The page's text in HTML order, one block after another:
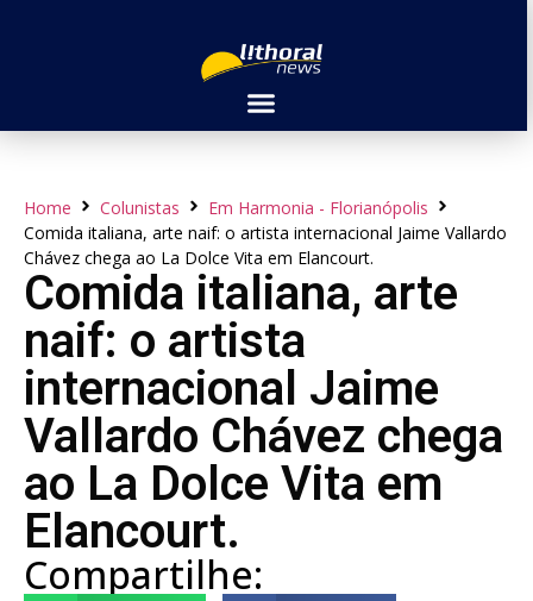
Home Colunistas
Em Harmonia - Florianópolis
Comida italiana, arte naif: o artista internacional Jaime Vallardo
Chávez chega ao La Dolce Vita em Elancourt.
Comida italiana, arte
naif: o artista
internacional Jaime
Vallardo Chávez chega
ao La Dolce Vita em
Elancourt.
Compartilhe: